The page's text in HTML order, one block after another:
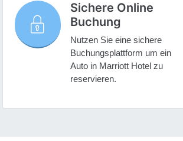
Sichere Online
Buchung
Nutzen Sie eine sichere
Buchungsplattform um ein
Auto in Marriott Hotel zu
reservieren.